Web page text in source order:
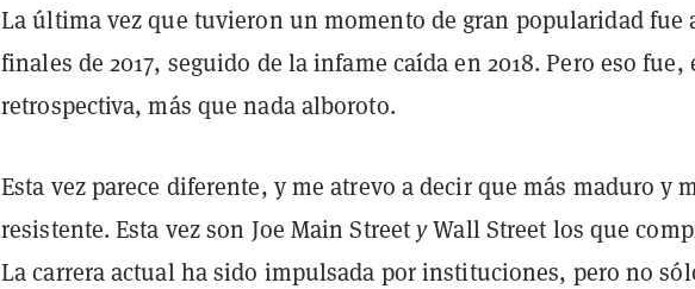
La última vez que tuvieron un momento de gran popularidad fue
finales de 2017, seguido de la infame caída en 2018. Pero eso fue,
retrospectiva, más que nada alboroto.
Esta vez parece diferente, y me atrevo a decir que más maduro y
resistente. Esta vez son Joe Main StreetyWall Street los que
La carrera actual ha sido impulsada por instituciones, pero no